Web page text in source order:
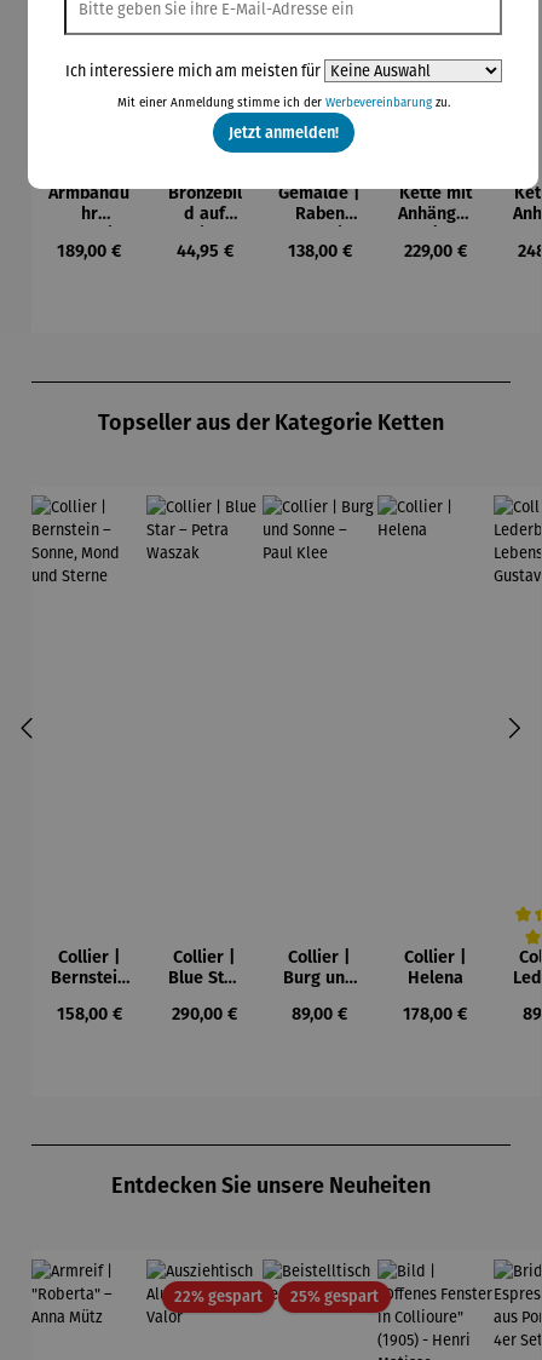
Armbandu
hr
en
Regulärer Preis:
189,00 €
Bronzebil
d auf
"Sternzeic
Regulärer Preis:
44,95 €
Gemälde |
Raben
en –
Regulärer Preis:
138,00 €
Kette mit
Anhänger
Sternbild
Regulärer Preis:
229,00 €
|
Topseller aus der Kategorie Ketten
Collier |
Bernstein
Mond und
Regulärer Preis:
158,00 €
Collier |
Blue Star
Waszak
Regulärer Preis:
290,00 €
Collier |
Burg und
Paul Klee
Regulärer Preis:
89,00 €
Collier |
Helena
Regulärer Preis:
178,00 €
Entdecken Sie unsere Neuheiten
22% gespartRabatt25% gespartRabatt
Ich interessiere mich am meisten für
Mit einer Anmeldung stimme ich der Werbevereinbarungzu.
Jetzt anmelden!